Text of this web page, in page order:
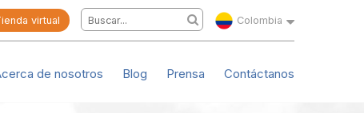
virtual Colombia
de nosotros Blog Prensa Contáctanos